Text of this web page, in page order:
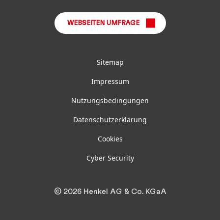
WEBSEITEN UMFRAGE
Sitemap
Impressum
Nutzungsbedingungen
Datenschutzerklärung
Cookies
Cyber Security
© 2026 Henkel AG & Co. KGaA